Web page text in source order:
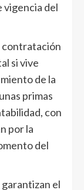
vigencia del
contratación
si vive
de la
primas
con
por la
del
garantizan el